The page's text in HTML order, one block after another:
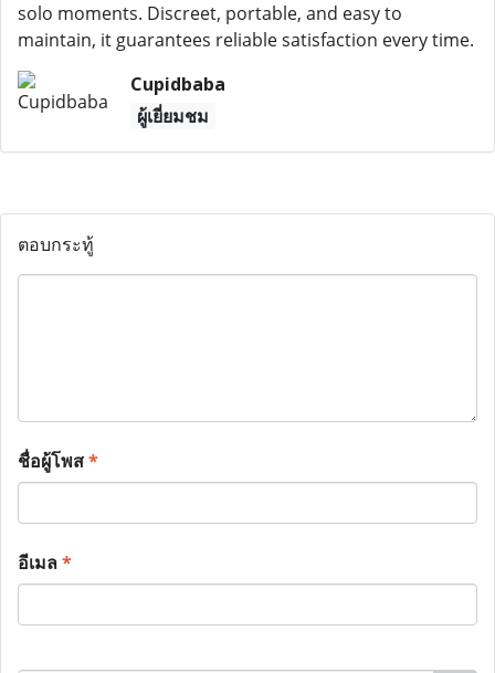
solo moments. Discreet, portable, and easy to
maintain, it guarantees reliable satisfaction every time.
Cupidbaba
ผู้เยี่ยมชม
ตอบกระทู้
ชื่อผู้โพส*
อีเมล*